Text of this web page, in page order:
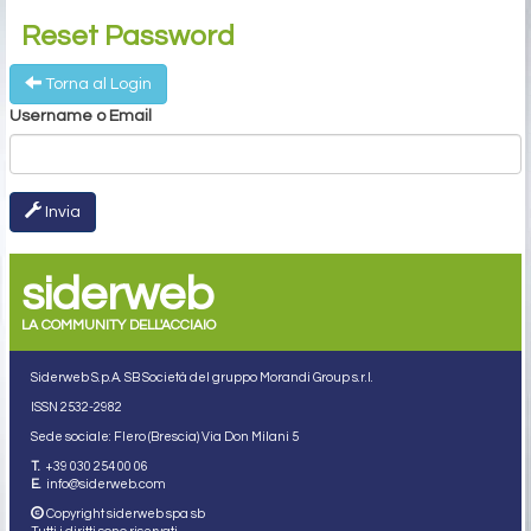
Reset Password
Torna al Login
Username o Email
Invia
siderweb
LA COMMUNITY DELL'ACCIAIO
Siderweb S.p.A. SB Società del gruppo Morandi Group s.r.l.
ISSN 2532-2982
Sede sociale: Flero (Brescia) Via Don Milani 5
T. +39 030 254 00 06
E. info@siderweb.com
Copyright siderweb spa sb